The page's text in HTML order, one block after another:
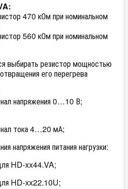
470 кОм при номинальном
560 кОм при номинальном
выбирать резистор мощностью
его перегрева
напряжения 0…10 В;
тока 4…20 мА;
напряжения питания нагрузки:
HD-xx44.VA;
HD-xx22.10U;